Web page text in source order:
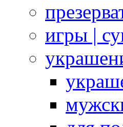
игры |